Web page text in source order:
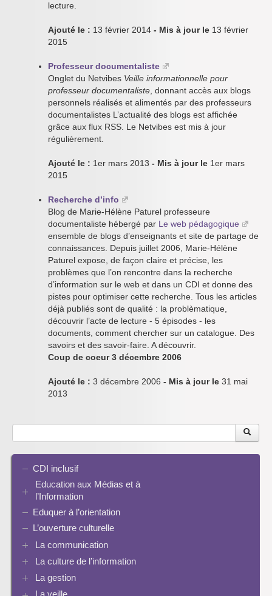
lecture.
Ajouté le : 13 février 2014 - Mis à jour le 13 février
2015
Professeur documentaliste
Onglet du Netvibes Veille informationnelle pour
professeur documentaliste , donnant accès aux blogs
personnels réalisés et alimentés par des professeurs
documentalistes L’actualité des blogs est affichée
grâce aux flux RSS. Le Netvibes est mis à jour
régulièrement.
Ajouté le : 1er mars 2013 - Mis à jour le 1er mars
2015
Recherche d’info
Blog de Marie-Hélène Paturel professeure
documentaliste hébergé par Le web pédagogique
ensemble de blogs d’enseignants et site de partage de
connaissances. Depuis juillet 2006, Marie-Hélène
Paturel expose, de façon claire et précise, les
problèmes que l’on rencontre dans la recherche
d’information sur le web et dans un CDI et donne des
pistes pour optimiser cette recherche. Tous les articles
déjà publiés sont de qualité : la problèmatique,
découvrir l’acte de lecture - 5 épisodes - les
documents, comment chercher sur un catalogue. Des
savoirs et des savoir-faire. A découvrir.
Coup de coeur 3 décembre 2006
Ajouté le : 3 décembre 2006 - Mis à jour le 31 mai
2013
CDI inclusif
Education aux Médias et à
l’Information
EMI et translittératie
La culture de la participation
Identité / Présence numérique / Traces
Informatique, algorithmes et réalité augmentée
Enseigner Google
Eduquer à l’orientation
L’ouverture culturelle
La communication
Plaquettes de communication
Présence numérique du CDI
La culture de l’information
Ressources pour penser une didactique
La recherche documentaire
La gestion
Les logiciels documentaires
La veille